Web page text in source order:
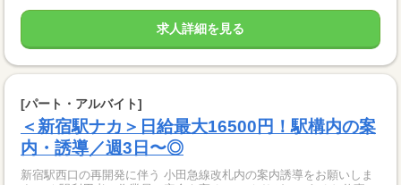
求人詳細を見る
[パート・アルバイト]
＜新宿駅ナカ＞日給最大16500円！駅構内の案
内・誘導／週3日〜◎
新宿駅西口の再開発に伴う 小田急線改札内の案内誘導をお願いしま